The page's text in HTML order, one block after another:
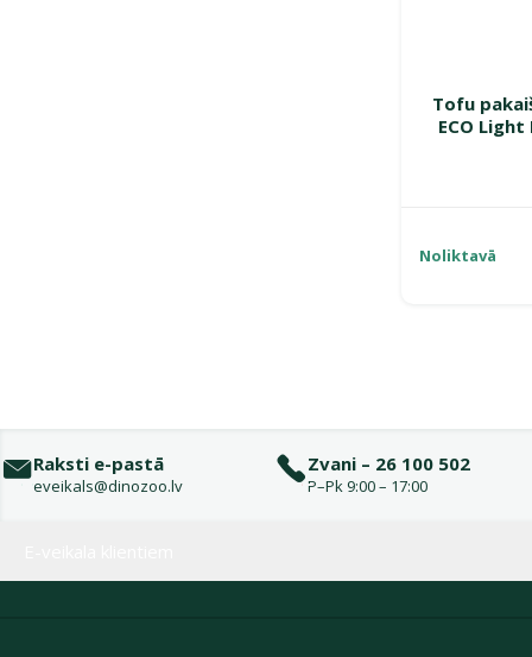
Tofu
ECO
Noliktavā
Raksti e-pastā
eveikals@dinozoo.lv
Zvani – 26 100 502
P–Pk 9:00 – 17:00